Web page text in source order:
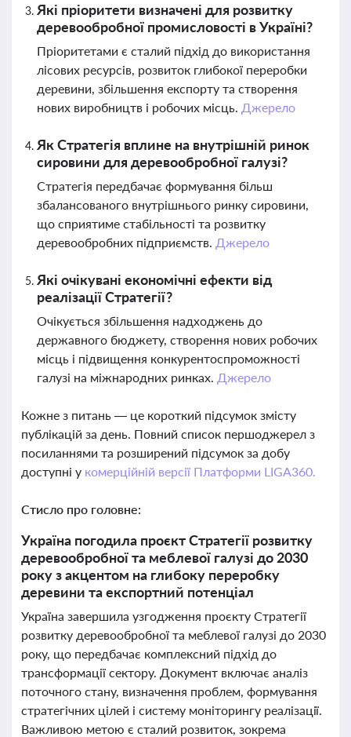
Які пріоритети визначені для розвитку
деревообробної промисловості в Україні?
Пріоритетами є сталий підхід до використання
лісових ресурсів, розвиток глибокої переробки
деревини, збільшення експорту та створення
нових виробництв і робочих місць. Джерело
Як Стратегія вплине на внутрішній ринок
сировини для деревообробної галузі?
Стратегія передбачає формування більш
збалансованого внутрішнього ринку сировини,
що сприятиме стабільності та розвитку
деревообробних підприємств. Джерело
Які очікувані економічні ефекти від
реалізації Стратегії?
Очікується збільшення надходжень до
державного бюджету, створення нових робочих
місць і підвищення конкурентоспроможності
галузі на міжнародних ринках. Джерело
Кожне з питань — це короткий підсумок змісту
публікацій за день. Повний список першоджерел з
посиланнями та розширений підсумок за добу
доступні у комерційній версії Платформи LIGA360.
Стисло про головне:
Україна погодила проєкт Стратегії розвитку
деревообробної та меблевої галузі до 2030
року з акцентом на глибоку переробку
деревини та експортний потенціал
Україна завершила узгодження проєкту Стратегії
розвитку деревообробної та меблевої галузі до 2030
року, що передбачає комплексний підхід до
трансформації сектору. Документ включає аналіз
поточного стану, визначення проблем, формування
стратегічних цілей і систему моніторингу реалізації.
Важливою метою є сталий розвиток, зокрема